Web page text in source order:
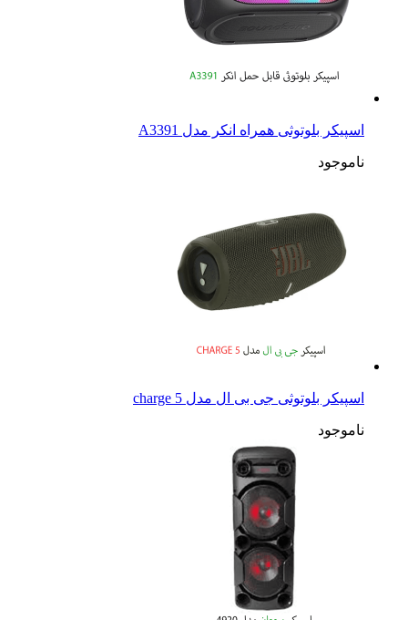
اسپیکر بلوتوثی همراه انکر مدل A3391
ناموجود
اسپیکر بلوتوثی جی بی ال مدل charge 5
ناموجود